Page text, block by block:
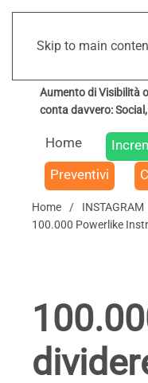
Skip to main
Home
Preventivi
Home INSTAGRAM
100.000 Powerlike